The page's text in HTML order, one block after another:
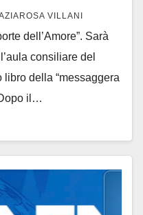
VILLANI
dell’Amore”. Sarà
consiliare del
della “messaggera
il…